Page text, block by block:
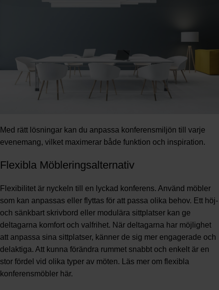
Med rätt lösningar kan du anpassa konferensmiljön till varje
evenemang, vilket maximerar både funktion och inspiration.
Flexibla Möbleringsalternativ
Flexibilitet är nyckeln till en lyckad konferens. Använd möbler
som kan anpassas eller flyttas för att passa olika behov. Ett höj-
och sänkbart skrivbord eller modulära sittplatser kan ge
deltagarna komfort och valfrihet. När deltagarna har möjlighet
att anpassa sina sittplatser, känner de sig mer engagerade och
delaktiga. Att kunna förändra rummet snabbt och enkelt är en
stor fördel vid olika typer av möten.
Läs mer om flexibla
konferensmöbler här.